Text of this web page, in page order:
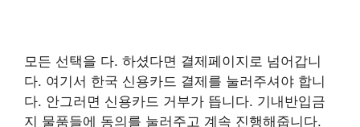
모든 선택을 다. 하셨다면 결제페이지로 넘어갑니
다. 여기서 한국 신용카드 결제를 눌러주셔야 합니
다. 안그러면 신용카드 거부가 뜹니다. 기내반입금
지 물품들에 동의를 눌러주고 계속 진행해줍니다.